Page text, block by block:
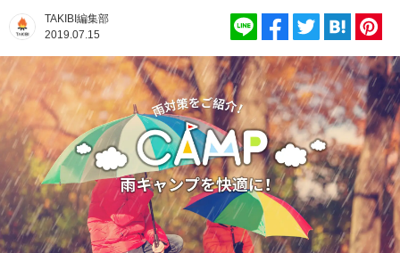
TAKIBI編集部
2019.07.15